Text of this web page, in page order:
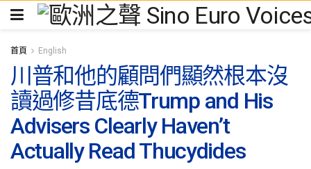
首頁 English
川普和他的顧問們顯然根本沒
讀過修昔底德Trump and His
Advisers Clearly Haven’t
Actually Read Thucydides